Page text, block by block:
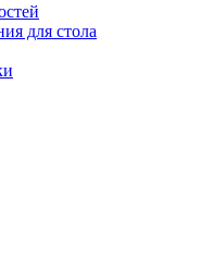
для стола